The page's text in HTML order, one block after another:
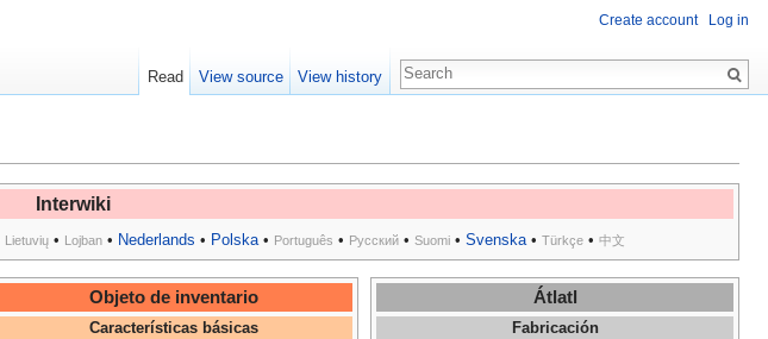
Interwiki
Lietuvių• Lojban• Nederlands • Polska• Português • Русский• Suomi• Svenska• Türkçe• 中文
Átlatl
Fabricación
Objeto de inventario
Características básicas
Create account Log in
Read View source View history